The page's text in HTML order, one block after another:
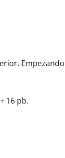
Empezando
16 pb.